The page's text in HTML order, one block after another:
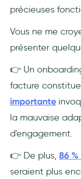
précieuses
Vous ne me
présenter
👉 Un
facture constitue
importante
la mauvaise
d'engagement.
👉 De plus, 86
seraient plus